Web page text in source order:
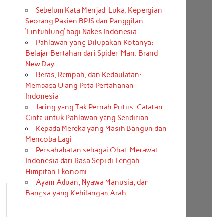
Sebelum Kata Menjadi Luka: Kepergian
Seorang Pasien BPJS dan Panggilan
‘Einfühlung’ bagi Nakes Indonesia
Pahlawan yang Dilupakan Kotanya:
Belajar Bertahan dari Spider-Man: Brand
New Day
Beras, Rempah, dan Kedaulatan:
Membaca Ulang Peta Pertahanan
Indonesia
Jaring yang Tak Pernah Putus: Catatan
Cinta untuk Pahlawan yang Sendirian
Kepada Mereka yang Masih Bangun dan
Mencoba Lagi
Persahabatan sebagai Obat: Merawat
Indonesia dari Rasa Sepi di Tengah
Himpitan Ekonomi
Ayam Aduan, Nyawa Manusia, dan
Bangsa yang Kehilangan Arah